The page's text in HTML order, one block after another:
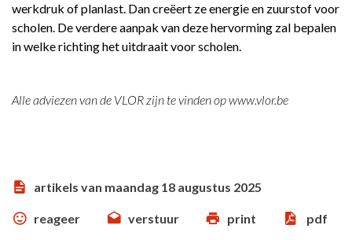
werkdruk of planlast. Dan creëert ze energie en zuurstof voor
scholen. De verdere aanpak van deze hervorming zal bepalen
in welke richting het uitdraait voor scholen.
Alle adviezen van de VLOR zijn te vinden opwww.vlor.be
artikels van maandag 18 augustus 2025
reageer verstuur print pdf